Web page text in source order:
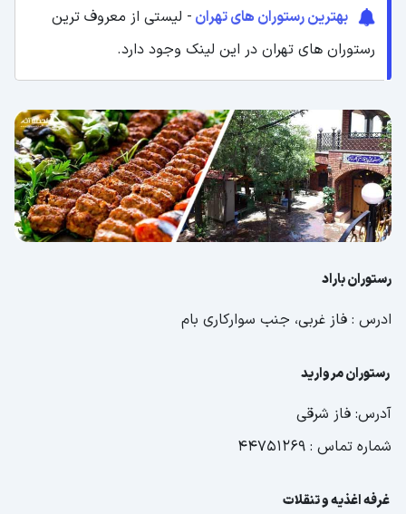
بهترین رستوران های تهران - لیستی از معروف ترین
رستوران های تهران در این لینک وجود دارد.
رستوران باراد
ادرس : فاز غربی، جنب سوارکاری بام
رستوران مروارید
آدرس: فاز شرقی
شماره تماس : 44751269
غرفه اغذیه و تنقلات